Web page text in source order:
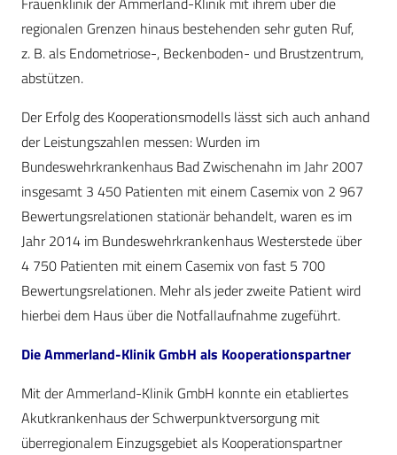
regionalen Grenzen hinaus bestehenden sehr guten Ruf,
z. B. als Endometriose-, Beckenboden- und Brustzentrum,
abstützen.
Der Erfolg des Kooperationsmodells lässt sich auch anhand
der Leistungszahlen messen: Wurden im
Bundeswehrkrankenhaus Bad Zwischen­ahn im Jahr 2007
insgesamt 3 450 Patienten mit einem Casemix von 2 967
Bewertungsrelationen stationär behandelt, waren es im
Jahr 2014 im Bundeswehrkrankenhaus Westerstede über
4 750 Patienten mit einem Casemix von fast 5 700
Bewertungsrelationen. Mehr als jeder zweite Patient wird
hierbei dem Haus über die Notfallaufnahme zugeführt.
Die Ammerland-Klinik GmbH als Kooperationspartner
Mit der Ammerland-Klinik GmbH konnte ein etabliertes
Akutkrankenhaus der Schwerpunktversorgung mit
überregionalem Einzugsgebiet als Kooperationspartner